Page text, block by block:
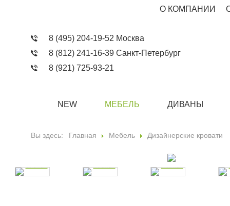
О КОМПАНИИ
8 (495) 204-19-52 Москва
8 (812) 241-16-39 Санкт-Петербург
8 (921) 725-93-21
NEW МЕБЕЛЬ ДИВАНЫ
Вы здесь: Главная Мебель Дизайнерские кровати